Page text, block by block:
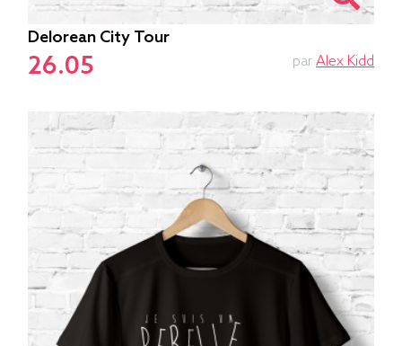
Delorean City Tour
26.05 par Alex Kidd